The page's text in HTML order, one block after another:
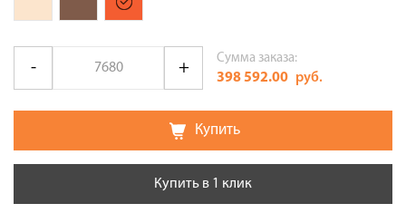
Сумма заказа:
398 592.00 руб.
Купить
Купить в 1 клик